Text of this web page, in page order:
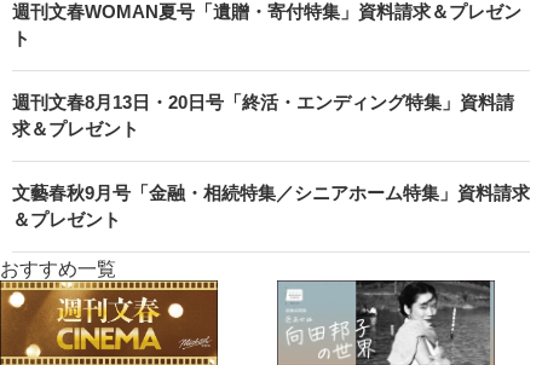
週刊文春WOMAN夏号「遺贈・寄付特集」資料請求＆プレゼン
ト
週刊文春8月13日・20日号「終活・エンディング特集」資料請
求＆プレゼント
文藝春秋9月号「金融・相続特集／シニアホーム特集」資料請求
＆プレゼント
おすすめ一覧